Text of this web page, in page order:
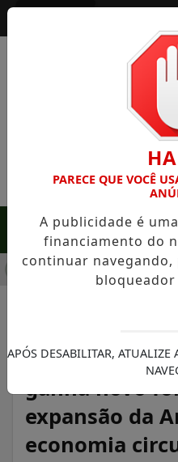
COM 488 HECTARES
Na JBS, a
ganha novo
expansão da
economia
PARECE QUE VOCÊ
A publicidade é
financiamento do
continuar
APÓS DESABILITAR,